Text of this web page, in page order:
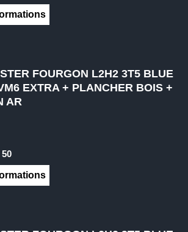
FOURGON L2H2 3T5 BLUE
EXTRA + PLANCHER BOIS +
AR